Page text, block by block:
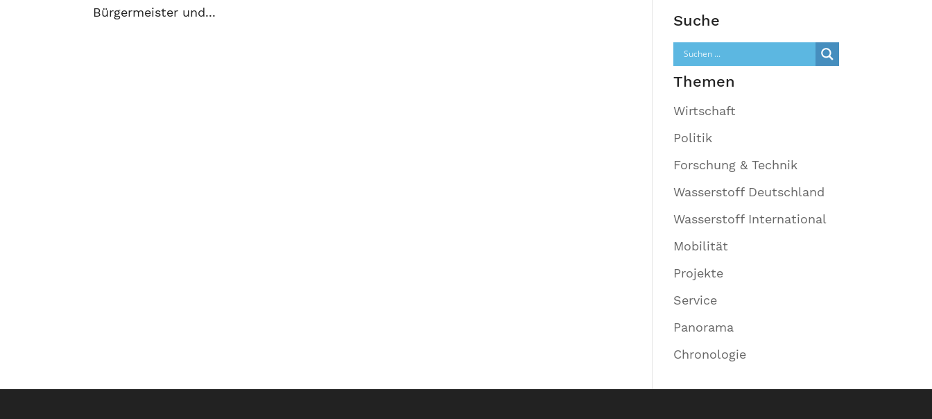
Bürgermeister und...
Suche
Themen
Wirtschaft
Politik
Forschung & Technik
Wasserstoff Deutschland
Wasserstoff International
Mobilität
Projekte
Service
Panorama
Chronologie